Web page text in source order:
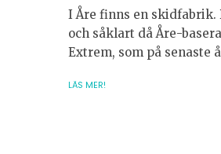
I Åre finns en skidfabrik.
och såklart då Åre-
Extrem, som på senaste
LÄS MER!